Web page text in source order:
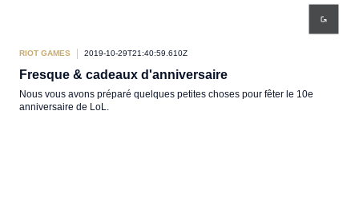
RIOT GAMES 2019-10-29T21:40:59.610Z
Fresque & cadeaux d'anniversaire
Nous vous avons préparé quelques petites choses pour fêter le 10e
anniversaire de LoL.